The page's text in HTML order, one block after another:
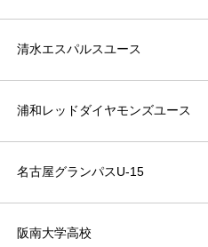
清水エスパルスユース
浦和レッドダイヤモンズユース
名古屋グランパスU-15
阪南大学高校